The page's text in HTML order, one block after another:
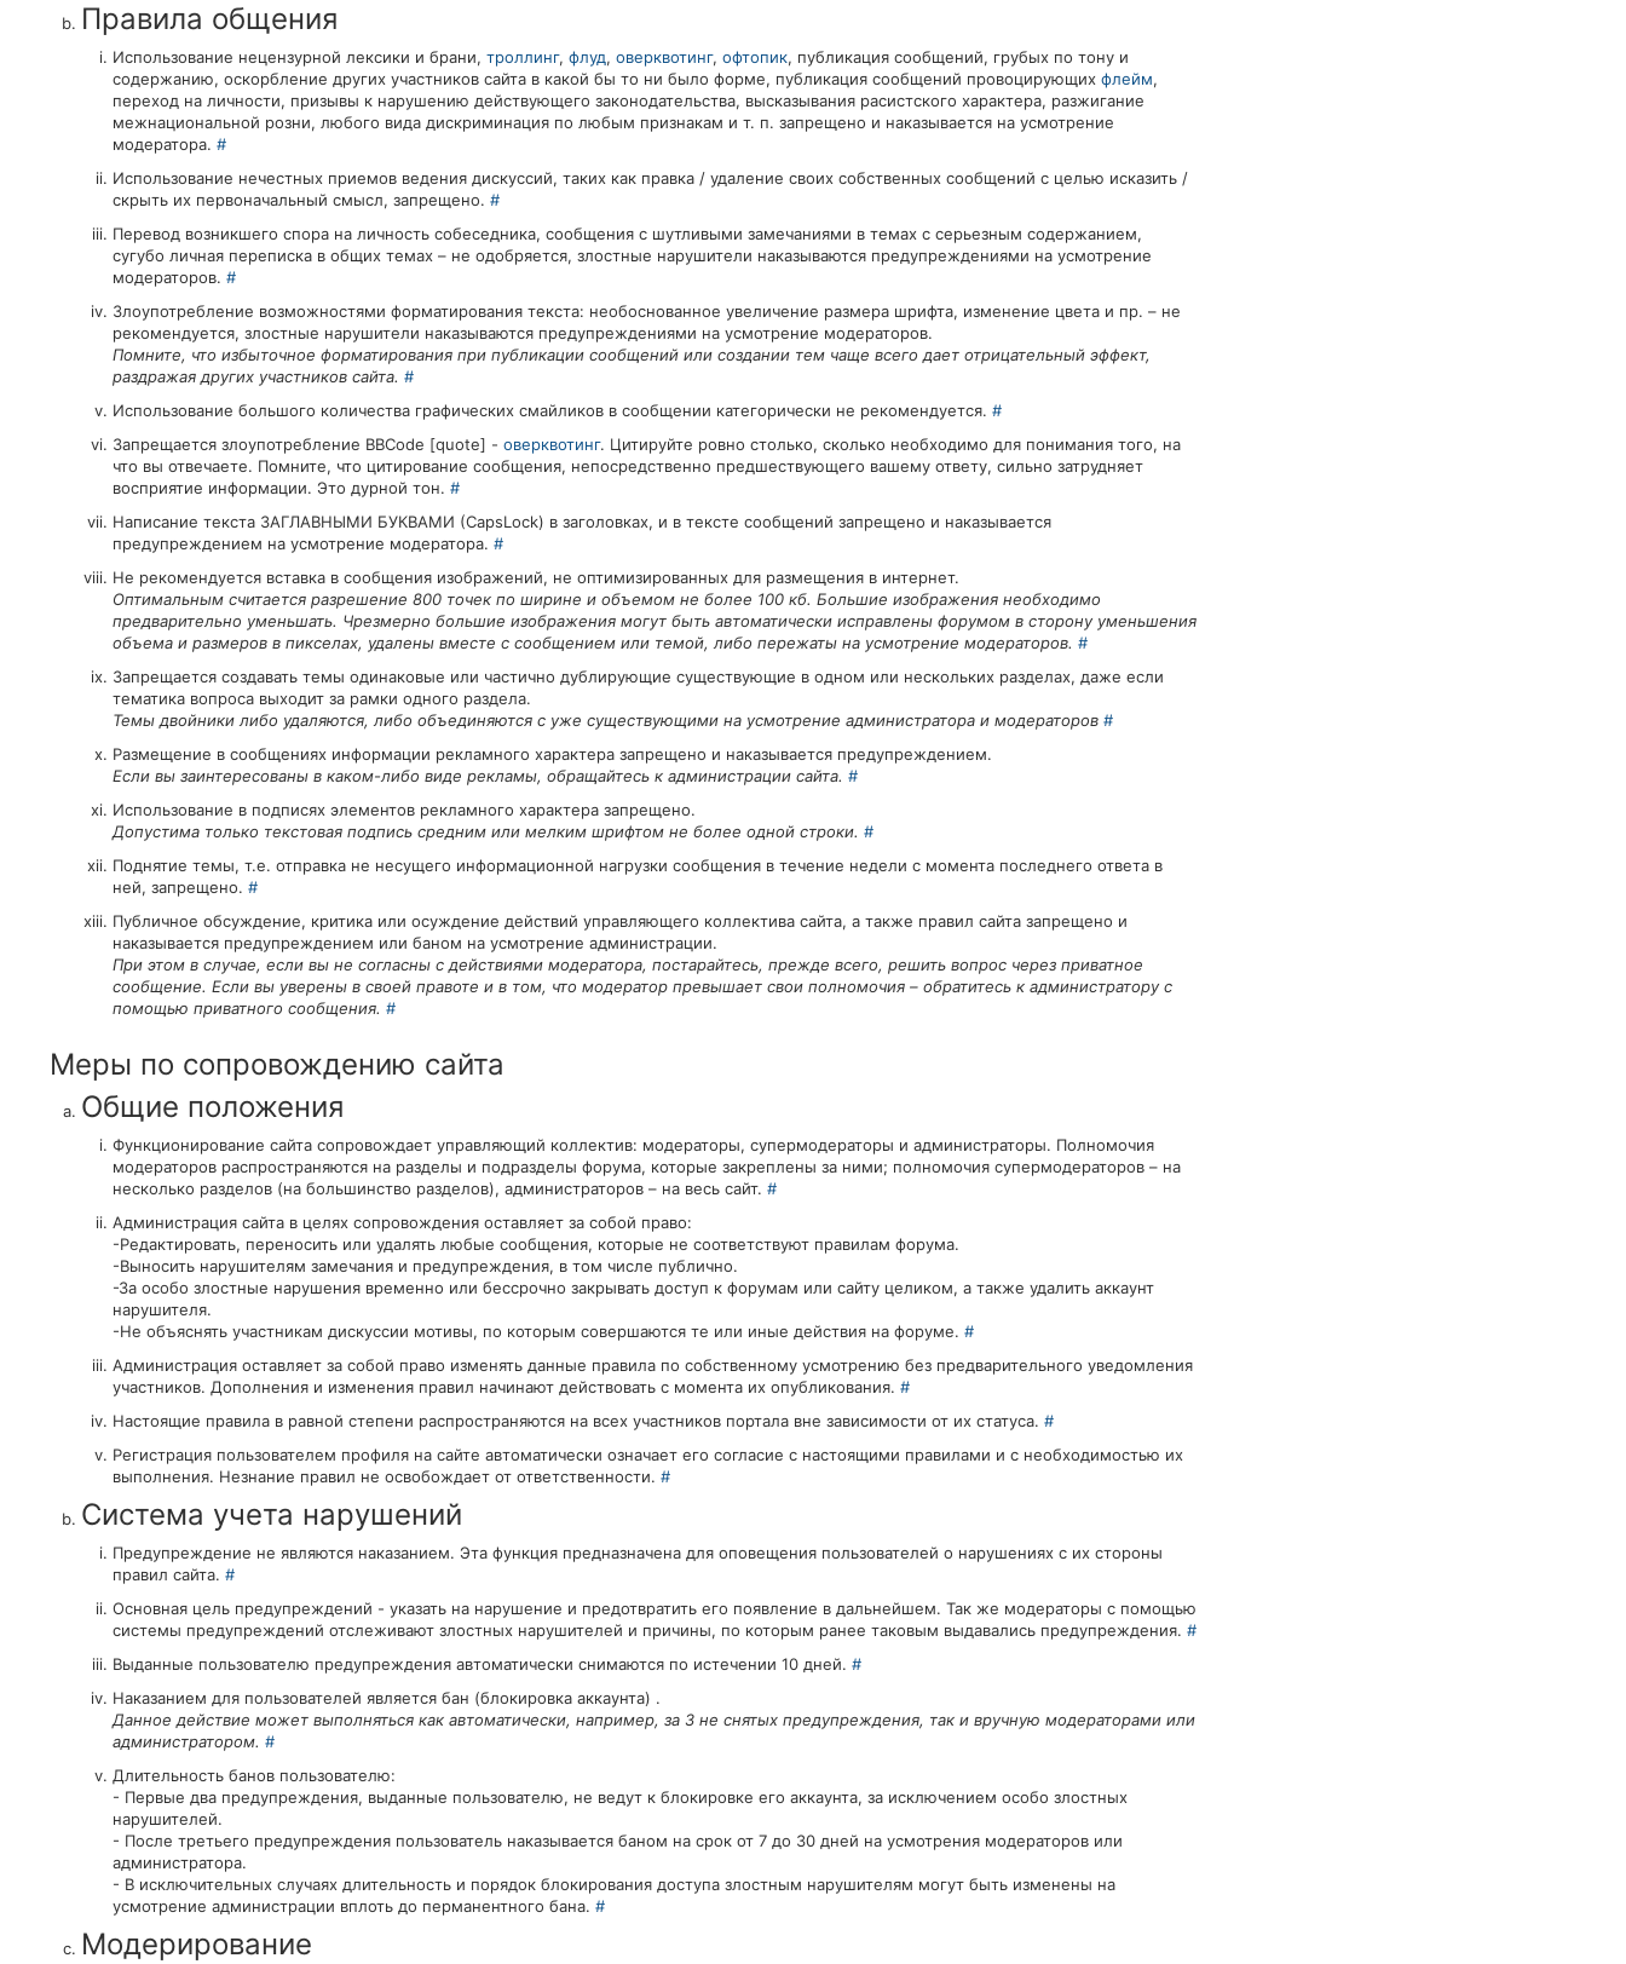
Правила общения
Использование нецензурной лексики и брани, троллинг, флуд, оверквотинг, офтопик, публикация сообщений, грубых по тону и
содержанию, оскорбление других участников сайта в какой бы то ни было форме, публикация сообщений провоцирующих флейм,
переход на личности, призывы к нарушению действующего законодательства, высказывания расистского характера, разжигание
межнациональной розни, любого вида дискриминация по любым признакам и т. п. запрещено и наказывается на усмотрение
модератора. #
Использование нечестных приемов ведения дискуссий, таких как правка / удаление своих собственных сообщений с целью исказить /
скрыть их первоначальный смысл, запрещено. #
Перевод возникшего спора на личность собеседника, сообщения с шутливыми замечаниями в темах с серьезным содержанием,
сугубо личная переписка в общих темах – не одобряется, злостные нарушители наказываются предупреждениями на усмотрение
модераторов. #
Злоупотребление возможностями форматирования текста: необоснованное увеличение размера шрифта, изменение цвета и пр. – не
рекомендуется, злостные нарушители наказываются предупреждениями на усмотрение модераторов.
Помните, что избыточное форматирования при публикации сообщений или создании тем чаще всего дает отрицательный эффект,
раздражая других участников сайта. #
Использование большого количества графических смайликов в сообщении категорически не рекомендуется. #
Запрещается злоупотребление BBCode [quote] - оверквотинг. Цитируйте ровно столько, сколько необходимо для понимания того, на
что вы отвечаете. Помните, что цитирование сообщения, непосредственно предшествующего вашему ответу, сильно затрудняет
восприятие информации. Это дурной тон. #
Написание текста ЗАГЛАВНЫМИ БУКВАМИ (CapsLock) в заголовках, и в тексте сообщений запрещено и наказывается
предупреждением на усмотрение модератора. #
Не рекомендуется вставка в сообщения изображений, не оптимизированных для размещения в интернет.
Оптимальным считается разрешение 800 точек по ширине и объемом не более 100 кб. Большие изображения необходимо
предварительно уменьшать. Чрезмерно большие изображения могут быть автоматически исправлены форумом в сторону уменьшения
объема и размеров в пикселах, удалены вместе с сообщением или темой, либо пережаты на усмотрение модераторов. #
Запрещается создавать темы одинаковые или частично дублирующие существующие в одном или нескольких разделах, даже если
тематика вопроса выходит за рамки одного раздела.
Темы двойники либо удаляются, либо объединяются с уже существующими на усмотрение администратора и модераторов #
Размещение в сообщениях информации рекламного характера запрещено и наказывается предупреждением.
Если вы заинтересованы в каком-либо виде рекламы, обращайтесь к администрации сайта. #
Использование в подписях элементов рекламного характера запрещено.
Допустима только текстовая подпись средним или мелким шрифтом не более одной строки. #
Поднятие темы, т.е. отправка не несущего информационной нагрузки сообщения в течение недели с момента последнего ответа в
ней, запрещено. #
Публичное обсуждение, критика или осуждение действий управляющего коллектива сайта, а также правил сайта запрещено и
наказывается предупреждением или баном на усмотрение администрации.
При этом в случае, если вы не согласны с действиями модератора, постарайтесь, прежде всего, решить вопрос через приватное
сообщение. Если вы уверены в своей правоте и в том, что модератор превышает свои полномочия – обратитесь к администратору с
помощью приватного сообщения. #
Меры по сопровождению сайта
Общие положения
Функционирование сайта сопровождает управляющий коллектив: модераторы, супермодераторы и администраторы. Полномочия
модераторов распространяются на разделы и подразделы форума, которые закреплены за ними; полномочия супермодераторов – на
несколько разделов (на большинство разделов), администраторов – на весь сайт. #
Администрация сайта в целях сопровождения оставляет за собой право:
-Редактировать, переносить или удалять любые сообщения, которые не соответствуют правилам форума.
-Выносить нарушителям замечания и предупреждения, в том числе публично.
-За особо злостные нарушения временно или бессрочно закрывать доступ к форумам или сайту целиком, а также удалить аккаунт
нарушителя.
-Не объяснять участникам дискуссии мотивы, по которым совершаются те или иные действия на форуме. #
Администрация оставляет за собой право изменять данные правила по собственному усмотрению без предварительного уведомления
участников. Дополнения и изменения правил начинают действовать с момента их опубликования. #
Настоящие правила в равной степени распространяются на всех участников портала вне зависимости от их статуса. #
Регистрация пользователем профиля на сайте автоматически означает его согласие с настоящими правилами и с необходимостью их
выполнения. Незнание правил не освобождает от ответственности. #
Система учета нарушений
Предупреждение не являются наказанием. Эта функция предназначена для оповещения пользователей о нарушениях с их стороны
правил сайта. #
Основная цель предупреждений - указать на нарушение и предотвратить его появление в дальнейшем. Так же модераторы с помощью
системы предупреждений отслеживают злостных нарушителей и причины, по которым ранее таковым выдавались предупреждения. #
Выданные пользователю предупреждения автоматически снимаются по истечении 10 дней. #
Наказанием для пользователей является бан (блокировка аккаунта) .
Данное действие может выполняться как автоматически, например, за 3 не снятых предупреждения, так и вручную модераторами или
администратором. #
Длительность банов пользователю:
- Первые два предупреждения, выданные пользователю, не ведут к блокировке его аккаунта, за исключением особо злостных
нарушителей.
- После третьего предупреждения пользователь наказывается баном на срок от 7 до 30 дней на усмотрения модераторов или
администратора.
- В исключительных случаях длительность и порядок блокирования доступа злостным нарушителям могут быть изменены на
усмотрение администрации вплоть до перманентного бана. #
Модерирование